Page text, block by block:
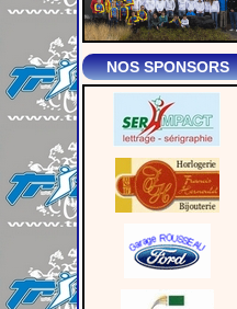
NOS SPONSORS